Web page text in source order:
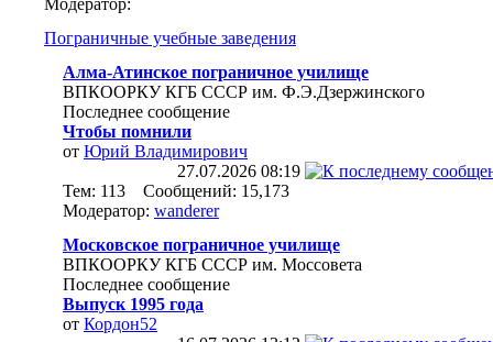
Модератор:
Пограничные учебные заведения
Алма-Атинское пограничное училище
ВПКООРКУ КГБ СССР им. Ф.Э.Дзержинского
Последнее сообщение
Чтобы помнили
от Юрий Владимирович
27.07.2026 08:19
Тем: 113 Сообщений: 15,173
Модератор: wanderer
Московское пограничное училище
ВПКООРКУ КГБ СССР им. Моссовета
Последнее сообщение
Выпуск 1995 года
от Кордон52